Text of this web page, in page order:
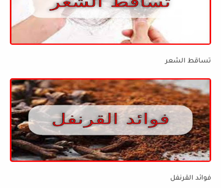
تساقط الشعر
فوائد القرنفل